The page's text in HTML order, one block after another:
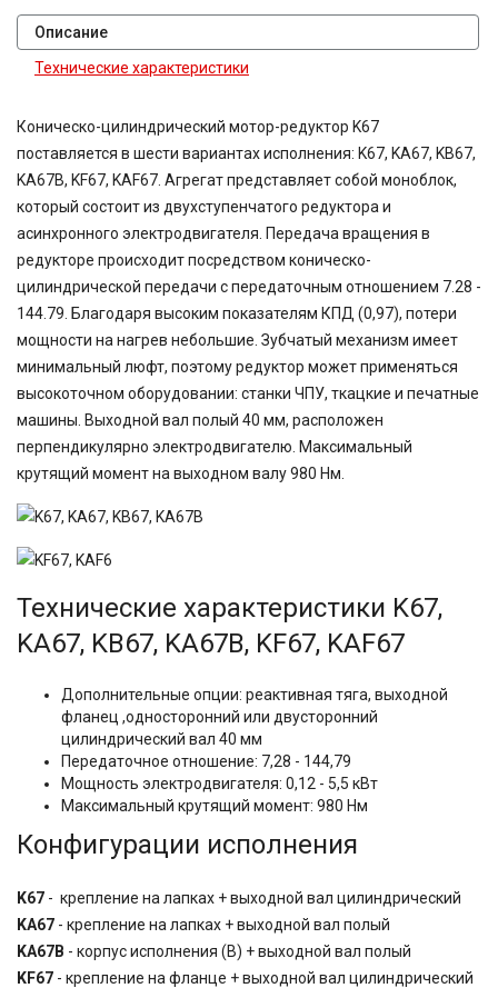
Описание
Технические характеристики
Коническо-цилиндрический мотор-редуктор K67
поставляется в шести вариантах исполнения: K67, KA67, KB67,
KA67B, KF67, KAF67. Агрегат представляет собой моноблок,
который состоит из двухступенчатого редуктора и
асинхронного электродвигателя. Передача вращения в
редукторе происходит посредством коническо-
цилиндрической передачи с передаточным отношением 7.28 -
144.79. Благодаря высоким показателям КПД (0,97), потери
мощности на нагрев небольшие. Зубчатый механизм имеет
минимальный люфт, поэтому редуктор может применяться
высокоточном оборудовании: станки ЧПУ, ткацкие и печатные
машины. Выходной вал полый 40 мм, расположен
перпендикулярно электродвигателю. Максимальный
крутящий момент на выходном валу 980 Нм.
Технические характеристики K67,
KA67, KB67, KA67B, KF67, KAF67
Дополнительные опции: реактивная тяга, выходной
фланец ,односторонний или двусторонний
цилиндрический вал 40 мм
Передаточное отношение: 7,28 - 144,79
Мощность электродвигателя: 0,12 - 5,5 кВт
Максимальный крутящий момент: 980 Нм
Конфигурации исполнения
K67 - крепление на лапках + выходной вал цилиндрический
KA67 - крепление на лапках + выходной вал полый
KA67B - корпус исполнения (B) + выходной вал полый
KF67 - крепление на фланце + выходной вал цилиндрический